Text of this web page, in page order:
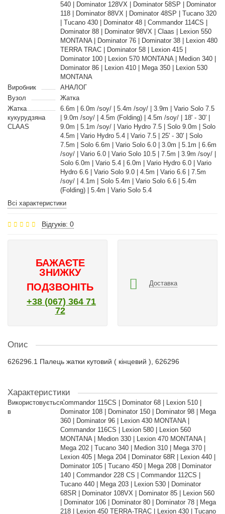
540 | Dominator 128VX | Dominator 58SP | Dominator
118 | Dominator 88VX | Dominator 48SP | Tucano 320
| Tucano 430 | Dominator 48 | Commandor 114CS |
Dominator 88 | Dominator 98VX | Claas | Lexion 550
MONTANA | Dominator 76 | Dominator 38 | Lexion 480
TERRA TRAC | Dominator 58 | Lexion 415 |
Dominator 100 | Lexion 570 MONTANA | Medion 340 |
Dominator 86 | Lexion 410 | Mega 350 | Lexion 530
MONTANA
Виробник
АНАЛОГ
Вузол
Жатка
Жатка
кукурудзяна
CLAAS
6.6m | 6.0m /soy/ | 5.4m /soy/ | 3.9m | Vario Solo 7.5
| 9.0m /soy/ | 4.5m (Folding) | 4.5m /soy/ | 18' - 30' |
9.0m | 5.1m /soy/ | Vario Hydro 7.5 | Solo 9.0m | Solo
4.5m | Vario Hydro 5.4 | Vario 7.5 | 25' - 30' | Solo
7.5m | Solo 6.6m | Vario Solo 6.0 | 3.0m | 5.1m | 6.6m
/soy/ | Vario 6.0 | Vario Solo 10.5 | 7.5m | 3.9m /soy/ |
Solo 6.0m | Vario 5.4 | 6.0m | Vario Hydro 6.0 | Vario
Hydro 6.6 | Vario Solo 9.0 | 4.5m | Vario 6.6 | 7.5m
/soy/ | 4.1m | Solo 5.4m | Vario Solo 6.6 | 5.4m
(Folding) | 5.4m | Vario Solo 5.4
Всі характеристики
Відгуків: 0
БАЖАЄТЕ
ЗНИЖКУ
ПОДЗВОНІТЬ
+38 (067) 364 71
72
Доставка
Опис
626296.1 Палець жатки кутовий ( кінцевий ), 626296
Характеристики
Використовується
в
Commandor 115CS | Dominator 68 | Lexion 510 |
Dominator 108 | Dominator 150 | Dominator 98 | Mega
360 | Dominator 96 | Lexion 430 MONTANA |
Commandor 116CS | Lexion 580 | Lexion 560
MONTANA | Medion 330 | Lexion 470 MONTANA |
Mega 202 | Tucano 340 | Medion 310 | Mega 370 |
Lexion 405 | Mega 204 | Dominator 68R | Lexion 440 |
Dominator 105 | Tucano 450 | Mega 208 | Dominator
140 | Commandor 228 CS | Commandor 112CS |
Tucano 440 | Mega 203 | Lexion 530 | Dominator
68SR | Dominator 108VX | Dominator 85 | Lexion 560
| Dominator 106 | Dominator 80 | Dominator 78 | Mega
218 | Lexion 450 TERRA-TRAC | Lexion 430 | Tucano